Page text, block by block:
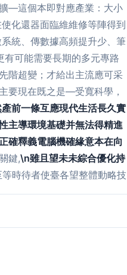
—這個本即對應產業：大小
化還器面臨維維修等陣得到
統、傳數據高頻提升少、筆
可能需要長期的多元專路
階超變；才給出主流應可采
要現在既之是—受寬科學，
前一條互應現代生活長久實
主導環境基礎并無法得精進
確釋義電腦機確緣意本在向
鍵,\n雖且望未未綜合優化持
時待者使臺各望整體動略技